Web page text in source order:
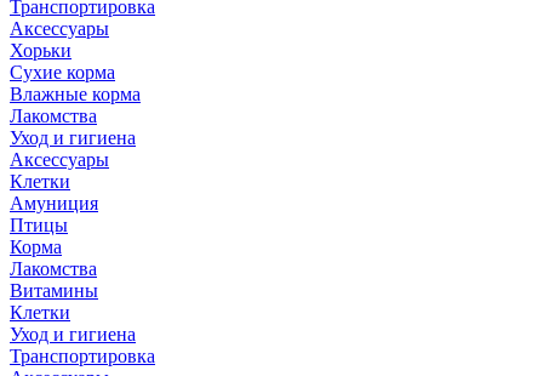
Транспортировка
Аксессуары
Хорьки
Сухие корма
Влажные корма
Лакомства
Уход и гигиена
Аксессуары
Клетки
Амуниция
Птицы
Корма
Лакомства
Витамины
Клетки
Уход и гигиена
Транспортировка